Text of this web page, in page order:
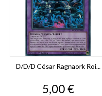
D/D/D César Ragnaork Roi...
Prix
5,00 €